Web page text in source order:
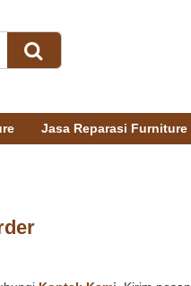
Jasa Reparasi Furniture